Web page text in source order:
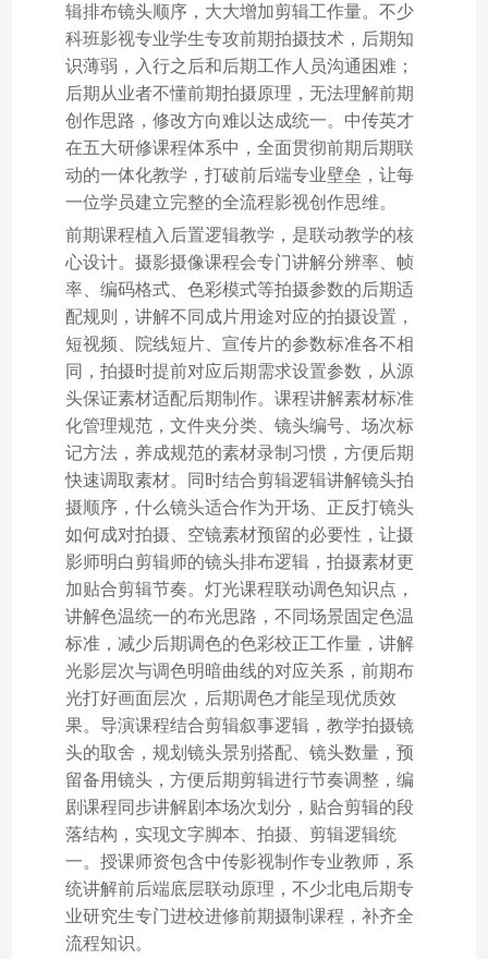
辑排布镜头顺序，大大增加剪辑工作量。不少
科班影视专业学生专攻前期拍摄技术，后期知
识薄弱，入行之后和后期工作人员沟通困难；
后期从业者不懂前期拍摄原理，无法理解前期
创作思路，修改方向难以达成统一。中传英才
在五大研修课程体系中，全面贯彻前期后期联
动的一体化教学，打破前后端专业壁垒，让每
一位学员建立完整的全流程影视创作思维。
前期课程植入后置逻辑教学，是联动教学的核
心设计。摄影摄像课程会专门讲解分辨率、帧
率、编码格式、色彩模式等拍摄参数的后期适
配规则，讲解不同成片用途对应的拍摄设置，
短视频、院线短片、宣传片的参数标准各不相
同，拍摄时提前对应后期需求设置参数，从源
头保证素材适配后期制作。课程讲解素材标准
化管理规范，文件夹分类、镜头编号、场次标
记方法，养成规范的素材录制习惯，方便后期
快速调取素材。同时结合剪辑逻辑讲解镜头拍
摄顺序，什么镜头适合作为开场、正反打镜头
如何成对拍摄、空镜素材预留的必要性，让摄
影师明白剪辑师的镜头排布逻辑，拍摄素材更
加贴合剪辑节奏。灯光课程联动调色知识点，
讲解色温统一的布光思路，不同场景固定色温
标准，减少后期调色的色彩校正工作量，讲解
光影层次与调色明暗曲线的对应关系，前期布
光打好画面层次，后期调色才能呈现优质效
果。导演课程结合剪辑叙事逻辑，教学拍摄镜
头的取舍，规划镜头景别搭配、镜头数量，预
留备用镜头，方便后期剪辑进行节奏调整，编
剧课程同步讲解剧本场次划分，贴合剪辑的段
落结构，实现文字脚本、拍摄、剪辑逻辑统
一。授课师资包含中传影视制作专业教师，系
统讲解前后端底层联动原理，不少北电后期专
业研究生专门进校进修前期摄制课程，补齐全
流程知识。